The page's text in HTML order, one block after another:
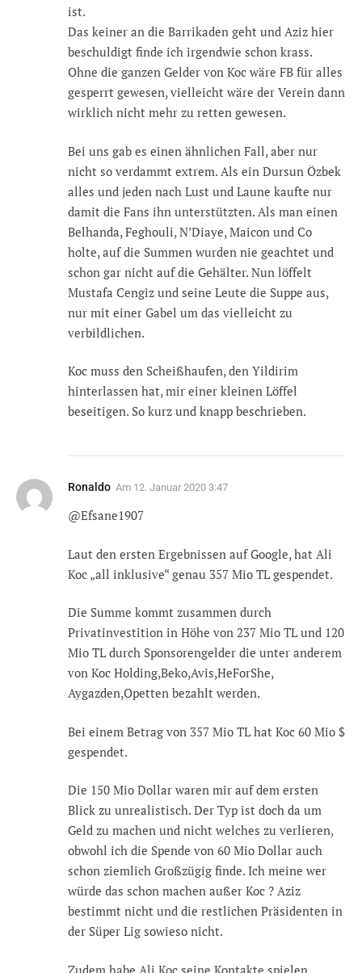
ist.
Das keiner an die Barrikaden geht und Aziz hier
beschuldigt finde ich irgendwie schon krass.
Ohne die ganzen Gelder von Koc wäre FB für alles
gesperrt gewesen, vielleicht wäre der Verein dann
wirklich nicht mehr zu retten gewesen.
Bei uns gab es einen ähnlichen Fall, aber nur
nicht so verdammt extrem. Als ein Dursun Özbek
alles und jeden nach Lust und Laune kaufte nur
damit die Fans ihn unterstützten. Als man einen
Belhanda, Feghouli, N’Diaye, Maicon und Co
holte, auf die Summen wurden nie geachtet und
schon gar nicht auf die Gehälter. Nun löffelt
Mustafa Cengiz und seine Leute die Suppe aus,
nur mit einer Gabel um das vielleicht zu
verbildlichen.
Koc muss den Scheißhaufen, den Yildirim
hinterlassen hat, mir einer kleinen Löffel
beseitigen. So kurz und knapp beschrieben.
Ronaldo Am 12. Januar 2020 3:47
@Efsane1907
Laut den ersten Ergebnissen auf Google, hat Ali
Koc „all inklusive“ genau 357 Mio TL gespendet.
Die Summe kommt zusammen durch
Privatinvestition in Höhe von 237 Mio TL und 120
Mio TL durch Sponsorengelder die unter anderem
von Koc Holding,Beko,Avis,HeForShe,
Aygazden,Opetten bezahlt werden.
Bei einem Betrag von 357 Mio TL hat Koc 60 Mio $
gespendet.
Die 150 Mio Dollar waren mir auf dem ersten
Blick zu unrealistisch. Der Typ ist doch da um
Geld zu machen und nicht welches zu verlieren,
obwohl ich die Spende von 60 Mio Dollar auch
schon ziemlich Großzügig finde. Ich meine wer
würde das schon machen außer Koc ? Aziz
bestimmt nicht und die restlichen Präsidenten in
der Süper Lig sowieso nicht.
Zudem habe Ali Koc seine Kontakte spielen